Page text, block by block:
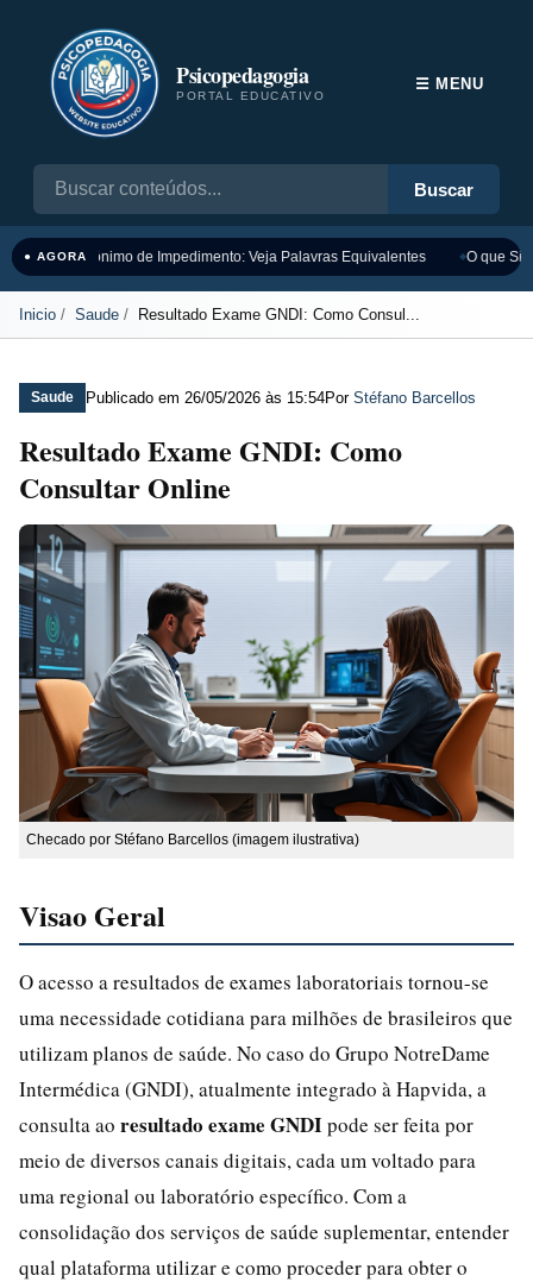
Psicopedagogia
PORTAL EDUCATIVO
Buscar
☰ MENU
● AGORASinônimo de Impedimento: Veja Palavras Equivalentes O que
Inicio Saude Resultado Exame GNDI: Como Consul...
Saude Publicado em 26/05/2026 às 15:54Por Stéfano Barcellos
Resultado Exame GNDI: Como
Consultar Online
Checado por Stéfano Barcellos (imagem ilustrativa)
Visao Geral
O acesso a resultados de exames laboratoriais tornou-se
uma necessidade cotidiana para milhões de brasileiros que
utilizam planos de saúde. No caso do Grupo NotreDame
Intermédica (GNDI), atualmente integrado à Hapvida, a
consulta ao resultado exame GNDIpode ser feita por
meio de diversos canais digitais, cada um voltado para
uma regional ou laboratório específico. Com a
consolidação dos serviços de saúde suplementar, entender
qual plataforma utilizar e como proceder para obter o